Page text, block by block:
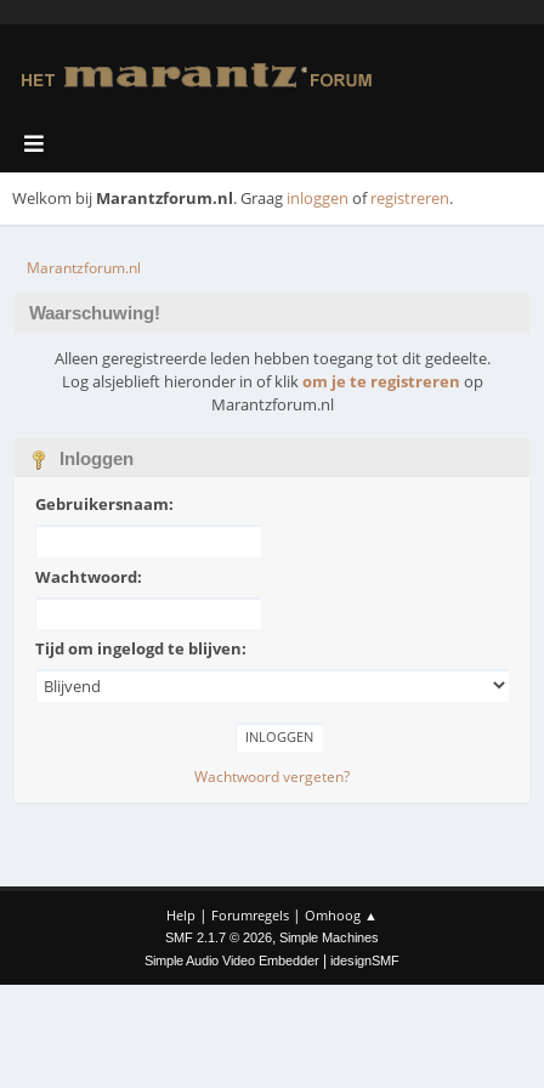
Welkom bij Marantzforum.nl. Graag inloggen ofregistreren.
Marantzforum.nl
Waarschuwing!
Alleen geregistreerde leden hebben toegang tot dit gedeelte.
Log alsjeblieft hieronder in of klikom je te registreren op
Marantzforum.nl
Inloggen
Gebruikersnaam:
Wachtwoord:
Tijd om ingelogd te blijven:
Wachtwoord vergeten?
Help | Forumregels | Omhoog ▲
SMF 2.1.7 © 2026, Simple Machines
Simple Audio Video Embedder
idesignSMF